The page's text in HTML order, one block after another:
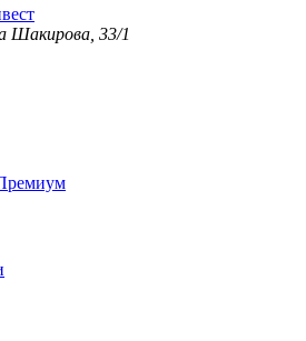
Шакирова, 33/1